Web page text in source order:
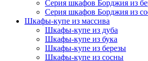
Серия шкафов Борджия из
Серия шкафов Борджия из
Шкафы-купе из массива
Шкафы-купе из дуба
Шкафы-купе из бука
Шкафы-купе из березы
Шкафы-купе из сосны